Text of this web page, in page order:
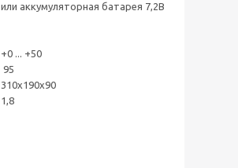
или аккумуляторная батарея 7,2В
+0 ... +50
95
310х190х90
1,8